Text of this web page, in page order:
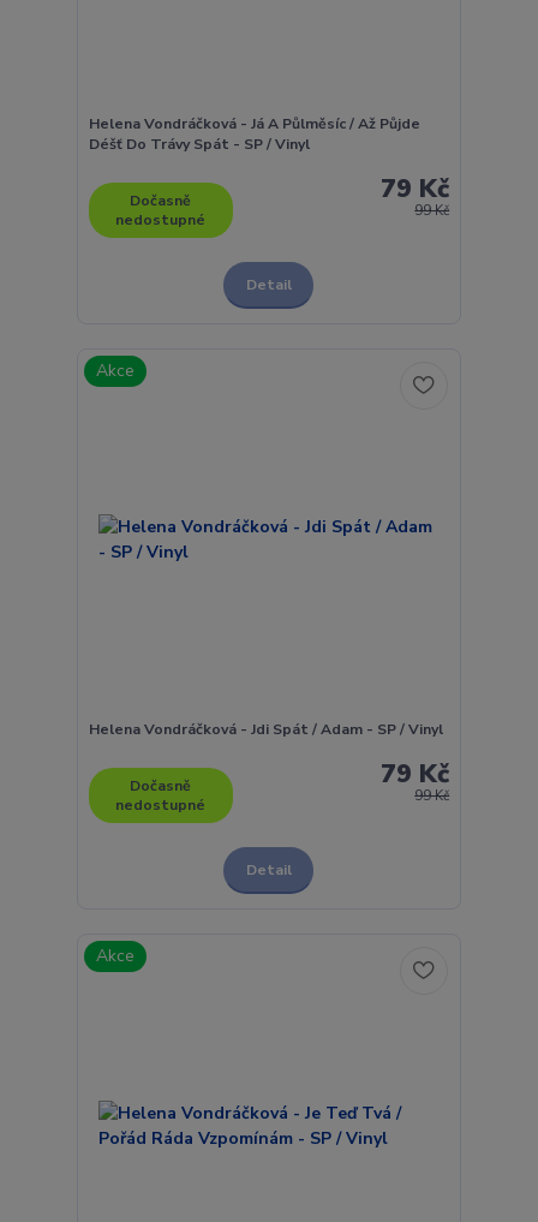
Helena Vondráčková - Já A Půlměsíc / Až Půjde
Déšť Do Trávy Spát - SP / Vinyl
99 Kč
79 Kč
Dočasně
nedostupné
Detail
Akce
Helena Vondráčková - Jdi Spát / Adam - SP / Vinyl
99 Kč
79 Kč
Dočasně
nedostupné
Detail
Akce